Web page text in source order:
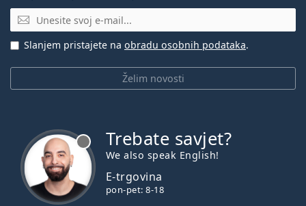
E-mail
Želim novosti
Slanjem pristajete na obradu osobnih podataka.
Trebate savjet?
We also speak English!
E-trgovina
pon-pet: 8-18